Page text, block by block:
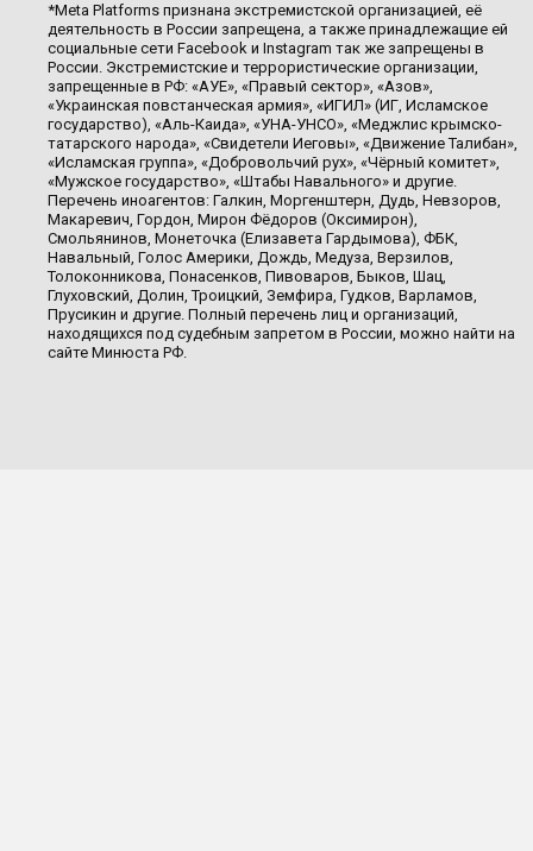
*Meta Platforms признана экстремистской организацией, её
деятельность в России запрещена, а также принадлежащие ей
социальные сети Facebook и Instagram так же запрещены в
России. Экстремистские и террористические организации,
запрещенные в РФ: «АУЕ», «Правый сектор», «Азов»,
«Украинская повстанческая армия», «ИГИЛ» (ИГ, Исламское
государство), «Аль-Каида», «УНА-УНСО», «Меджлис крымско-
татарского народа», «Свидетели Иеговы», «Движение Талибан»,
«Исламская группа», «Добровольчий рух», «Чёрный комитет»,
«Мужское государство», «Штабы Навального» и другие.
Перечень иноагентов: Галкин, Моргенштерн, Дудь, Невзоров,
Макаревич, Гордон, Мирон Фёдоров (Оксимирон),
Смольянинов, Монеточка (Елизавета Гардымова), ФБК,
Навальный, Голос Америки, Дождь, Медуза, Верзилов,
Толоконникова, Понасенков, Пивоваров, Быков, Шац,
Глуховский, Долин, Троицкий, Земфира, Гудков, Варламов,
Прусикин и другие. Полный перечень лиц и организаций,
находящихся под судебным запретом в России, можно найти на
сайте Минюста РФ.